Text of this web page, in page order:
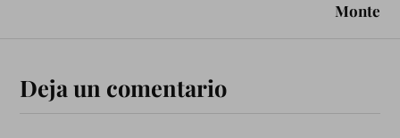
Monte
Deja un comentario